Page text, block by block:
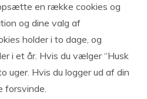
en række cookies og
og dine valg af
holder i to dage, og
i et år. Hvis du vælger “Husk
uger. Hvis du logger ud af din
forsvinde.